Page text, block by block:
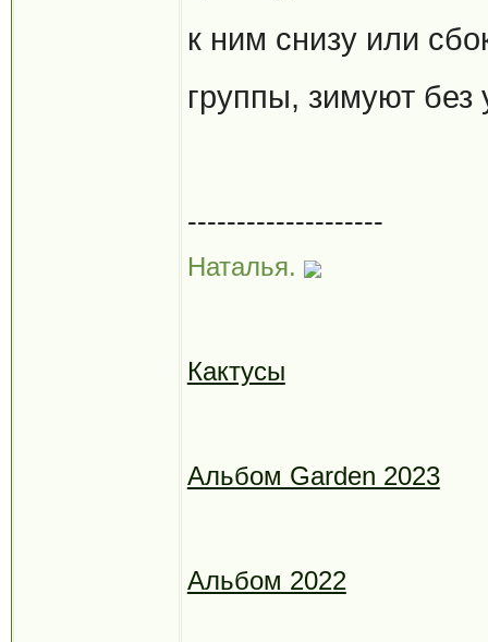
к ним снизу или
группы, зимуют без
--------------------
Наталья.
Кактусы
Альбом Garden 2023
Альбом 2022